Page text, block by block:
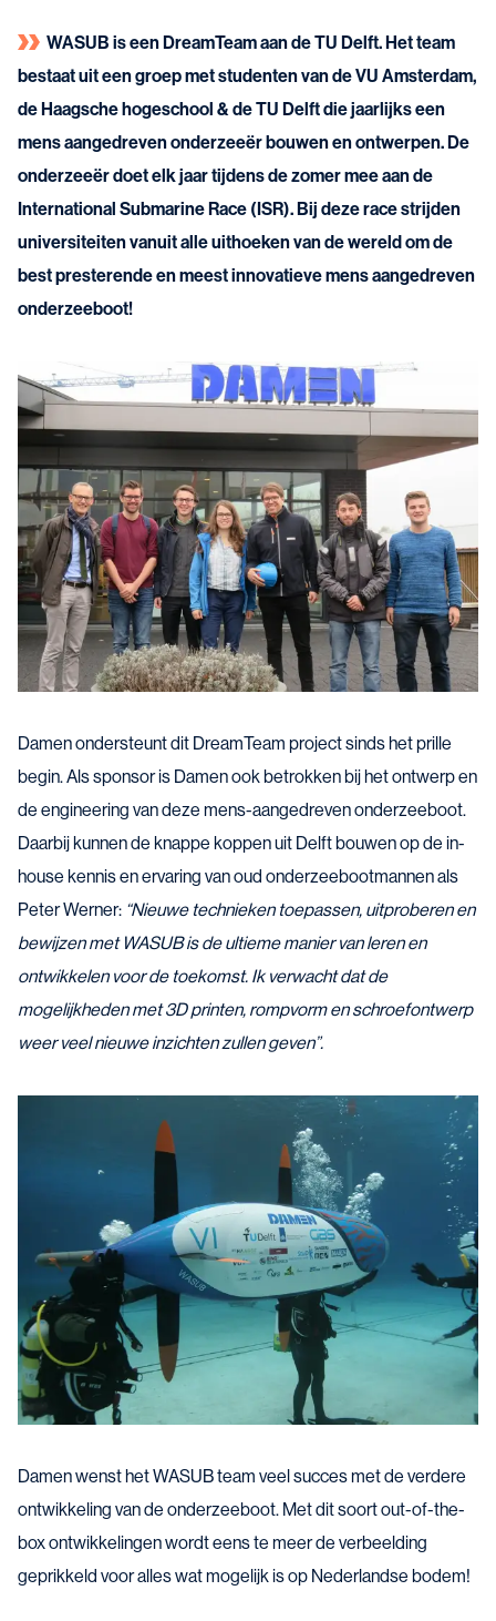
WASUB is een DreamTeam aan de TU Delft. Het team
bestaat uit een groep met studenten van de VU Amsterdam,
de Haagsche hogeschool & de TU Delft die jaarlijks een
mens aangedreven onderzeeër bouwen en ontwerpen. De
onderzeeër doet elk jaar tijdens de zomer mee aan de
International Submarine Race (ISR). Bij deze race strijden
universiteiten vanuit alle uithoeken van de wereld om de
best presterende en meest innovatieve mens aangedreven
onderzeeboot!
Damen ondersteunt dit DreamTeam project sinds het prille
begin. Als sponsor is Damen ook betrokken bij het ontwerp en
de engineering van deze mens-aangedreven onderzeeboot.
Daarbij kunnen de knappe koppen uit Delft bouwen op de in-
house kennis en ervaring van oud onderzeebootmannen als
Peter Werner: “Nieuwe technieken toepassen, uitproberen en
bewijzen met WASUB is de ultieme manier van leren en
ontwikkelen voor de toekomst. Ik verwacht dat de
mogelijkheden met 3D printen, rompvorm en schroefontwerp
weer veel nieuwe inzichten zullen geven”.
Damen wenst het WASUB team veel succes met de verdere
ontwikkeling van de onderzeeboot. Met dit soort out-of-the-
box ontwikkelingen wordt eens te meer de verbeelding
geprikkeld voor alles wat mogelijk is op Nederlandse bodem!